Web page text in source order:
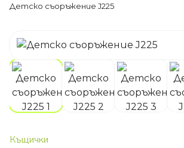
Детско съоръжение J225
Къщички